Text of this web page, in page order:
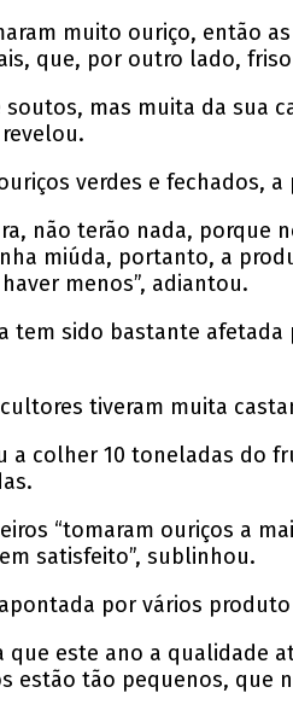
muito ouriço, então
que, por outro lado,
mas muita da sua
verdes e fechados,
não terão nada, porque
miúda, portanto, a
menos”, adiantou.
tem sido bastante
tiveram muita
a colher 10 toneladas do
“tomaram ouriços a
satisfeito”, sublinhou.
por vários
este ano a qualidade
estão tão pequenos, que